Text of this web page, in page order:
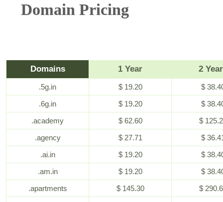
Domain Pricing
Domains 1 Year 2
.5g.in $ 19.20
$
.6g.in
$ 19.20
$
.academy
$ 62.60
$
.agency
$ 27.71
$
.ai.in
$ 19.20
$
.am.in
$ 19.20
$
.apartments
$ 145.30
$